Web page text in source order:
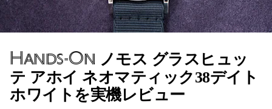
Hands-On ノモス グラスヒュッ
テ アホイ ネオマティック38デイト
ホワイトを実機レビュー